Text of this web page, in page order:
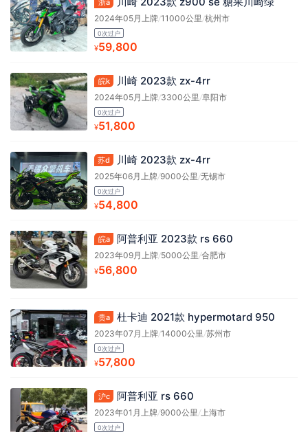
浙a
2024年05月上牌/11000公里/杭州市
0次过户
¥59,800
皖k 川崎 2023款 zx-4rr
2024年05月上牌/3300公里/阜阳市
0次过户
¥51,800
苏d 川崎 2023款 zx-4rr
2025年06月上牌/9000公里/无锡市
0次过户
¥54,800
皖a 阿普利亚 2023款 rs 660
2023年09月上牌/5000公里/合肥市
¥56,800
贵a 杜卡迪 2021款 hypermotard 950
2023年07月上牌/14000公里/苏州市
0次过户
¥57,800
沪c 阿普利亚 rs 660
2023年01月上牌/9000公里 /上海市
0次过户